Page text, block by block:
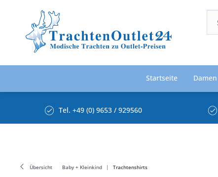
Startseite Damen
Tel. +49 (0) 9653 / 929560
Übersicht Baby + Kleinkind Trachtenshirts